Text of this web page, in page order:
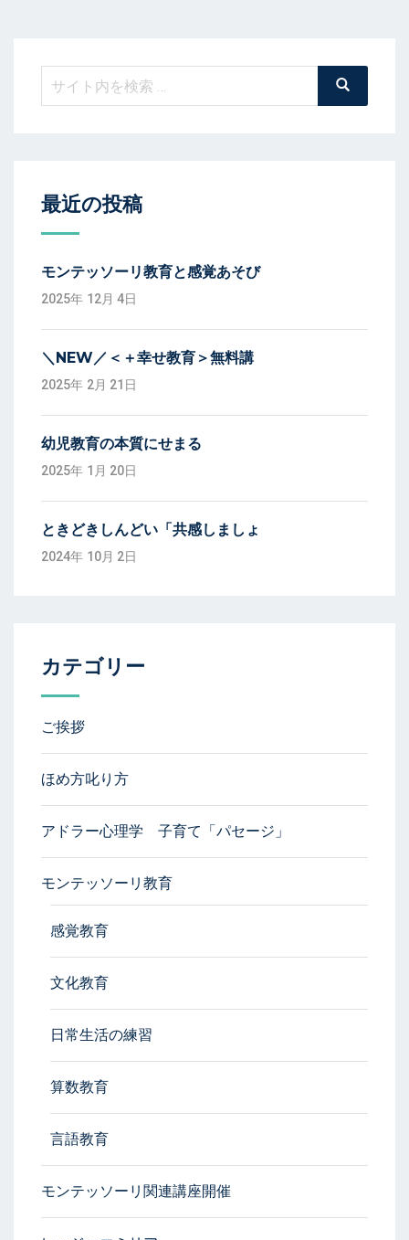
検
最近の投稿
モンテッソーリ教育と感覚あそび
2025年 12月 4日
＼NEW／＜＋幸せ教育＞無料講
2025年 2月 21日
幼児教育の本質にせまる
2025年 1月 20日
ときどきしんどい「共感しましょ
2024年 10月 2日
カテゴリー
ご挨拶
ほめ方叱り方
アドラー心理学 子育て「パセージ」
モンテッソーリ教育
感覚教育
文化教育
日常生活の練習
算数教育
言語教育
モンテッソーリ関連講座開催